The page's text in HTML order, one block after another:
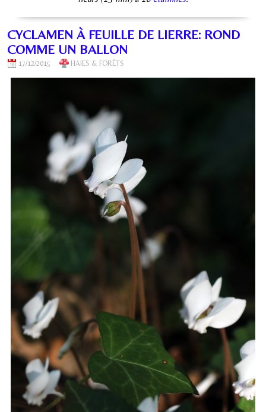
CYCLAMEN À FEUILLE DE LIERRE: ROND
COMME UN BALLON
17/12/2015 HAIES & FORÊTS